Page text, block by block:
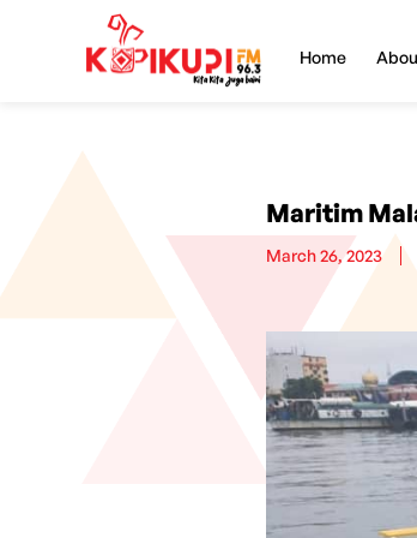
Home
Maritim
March 26, 2023